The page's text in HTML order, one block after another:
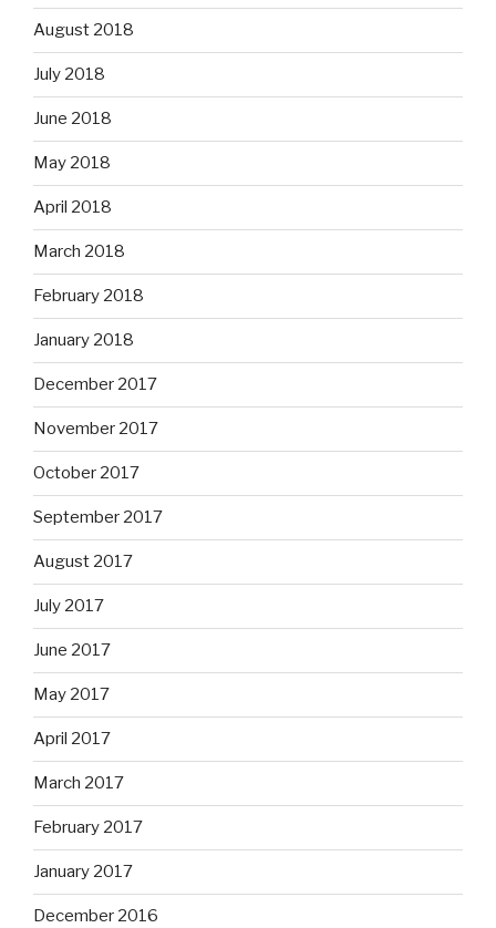
August 2018
July 2018
June 2018
May 2018
April 2018
March 2018
February 2018
January 2018
December 2017
November 2017
October 2017
September 2017
August 2017
July 2017
June 2017
May 2017
April 2017
March 2017
February 2017
January 2017
December 2016